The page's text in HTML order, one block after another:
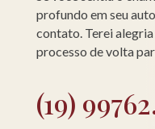
profundo em seu
contato. Terei
processo de volta
(19)